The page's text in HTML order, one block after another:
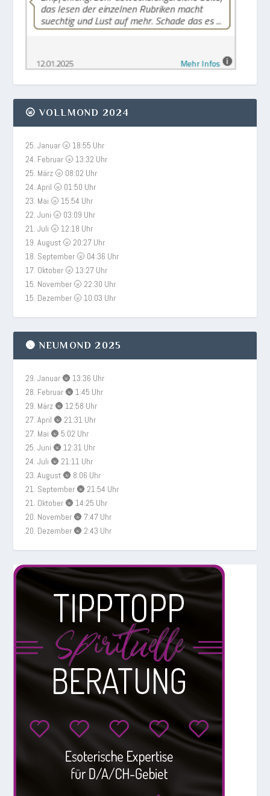
🌝 VOLLMOND 2024
25. Januar 🌝 18:55 Uhr
24. Februar 🌝 13:32 Uhr
25. März 🌝 08:02 Uhr
24. April 🌝 01:50 Uhr
23. Mai 🌝 15:54 Uhr
22. Juni 🌝 03:09 Uhr
21. Juli 🌝 12:18 Uhr
19. August 🌝 20:27 Uhr
18. September 🌝 04:36 Uhr
17. Oktober 🌝 13:27 Uhr
15. November 🌝 22:30 Uhr
15. Dezember 🌝 10:03 Uhr
🌚 NEUMOND 2025
29. Januar 🌚 13:36 Uhr
28. Februar 🌚 1:45 Uhr
29. März 🌚 12:58 Uhr
27. April 🌚 21:31 Uhr
27. Mai 🌚 5:02 Uhr
25. Juni 🌚 12:31 Uhr
24. Juli 🌚 21:11 Uhr
23. August 🌚 8:06 Uhr
21. September 🌚 21:54 Uhr
21. Oktober 🌚 14:25 Uhr
20. November 🌚 7:47 Uhr
20. Dezember 🌚 2:43 Uhr